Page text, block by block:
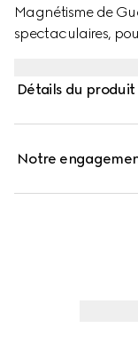
Magnétisme de
spectaculaires,
Présenté dans un
Détails du produit
Notre